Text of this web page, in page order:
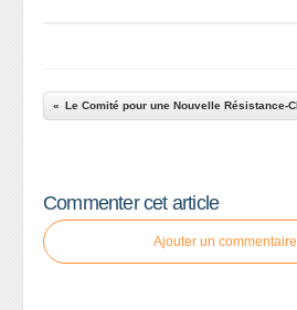
Commenter cet article
Ajouter un commentaire